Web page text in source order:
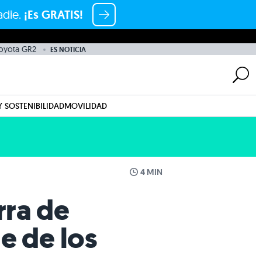
¡Es GRATIS!
GR2 ES NOTICIA
SOSTENIBILIDADMOVILIDAD
4 MIN
de
de los